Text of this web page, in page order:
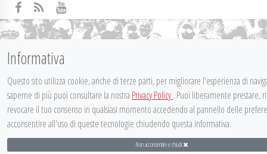
Informativa
Questo sito utilizza cookie, anche di terze parti, per migliorare l'esperienza di
saperne di più puoi consultare la nostra Privacy Policy. Puoi liberamente prestare,
revocare il tuo consenso in qualsiasi momento accedendo al pannello delle
acconsentire all'uso di queste tecnologie chiudendo questa informativa.
Non acconsentire e chiudi